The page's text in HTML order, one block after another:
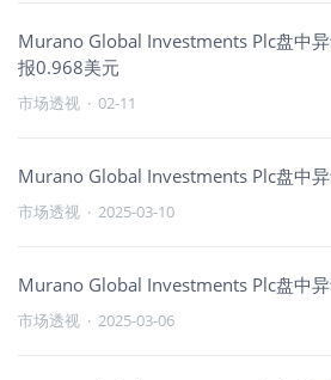
Murano Global Investments Plc盘中
报0.968美元
市场透视 · 02-11
Murano Global Investments Plc盘中
市场透视 · 2025-03-10
Murano Global Investments Plc盘中
市场透视 · 2025-03-06